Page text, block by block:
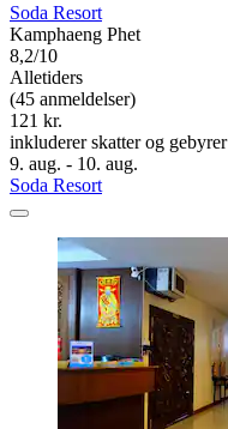
Soda Resort
Kamphaeng Phet
8,2/10
Alletiders
(45 anmeldelser)
121 kr.
inkluderer skatter og gebyrer
9. aug. - 10. aug.
Soda Resort